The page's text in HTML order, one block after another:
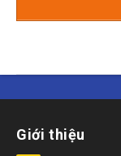
Giới thiệu